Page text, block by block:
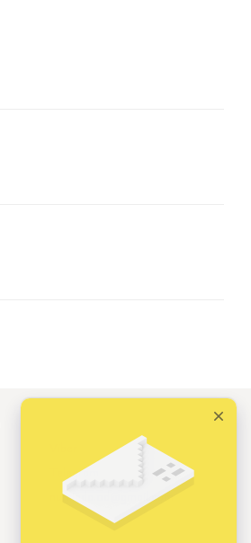
Telegram
numinda.od@gmail.com